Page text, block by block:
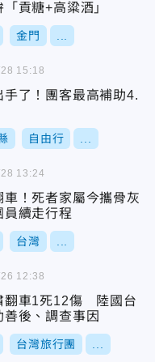
貢糖+高粱酒」
金門
手了！團客最高補助4.
自由行
15:18
車！死者家屬今攜骨灰
續走行程
台灣
13:24
翻車1死12傷 陸國台
後、調查事因
台灣旅行團
12:38